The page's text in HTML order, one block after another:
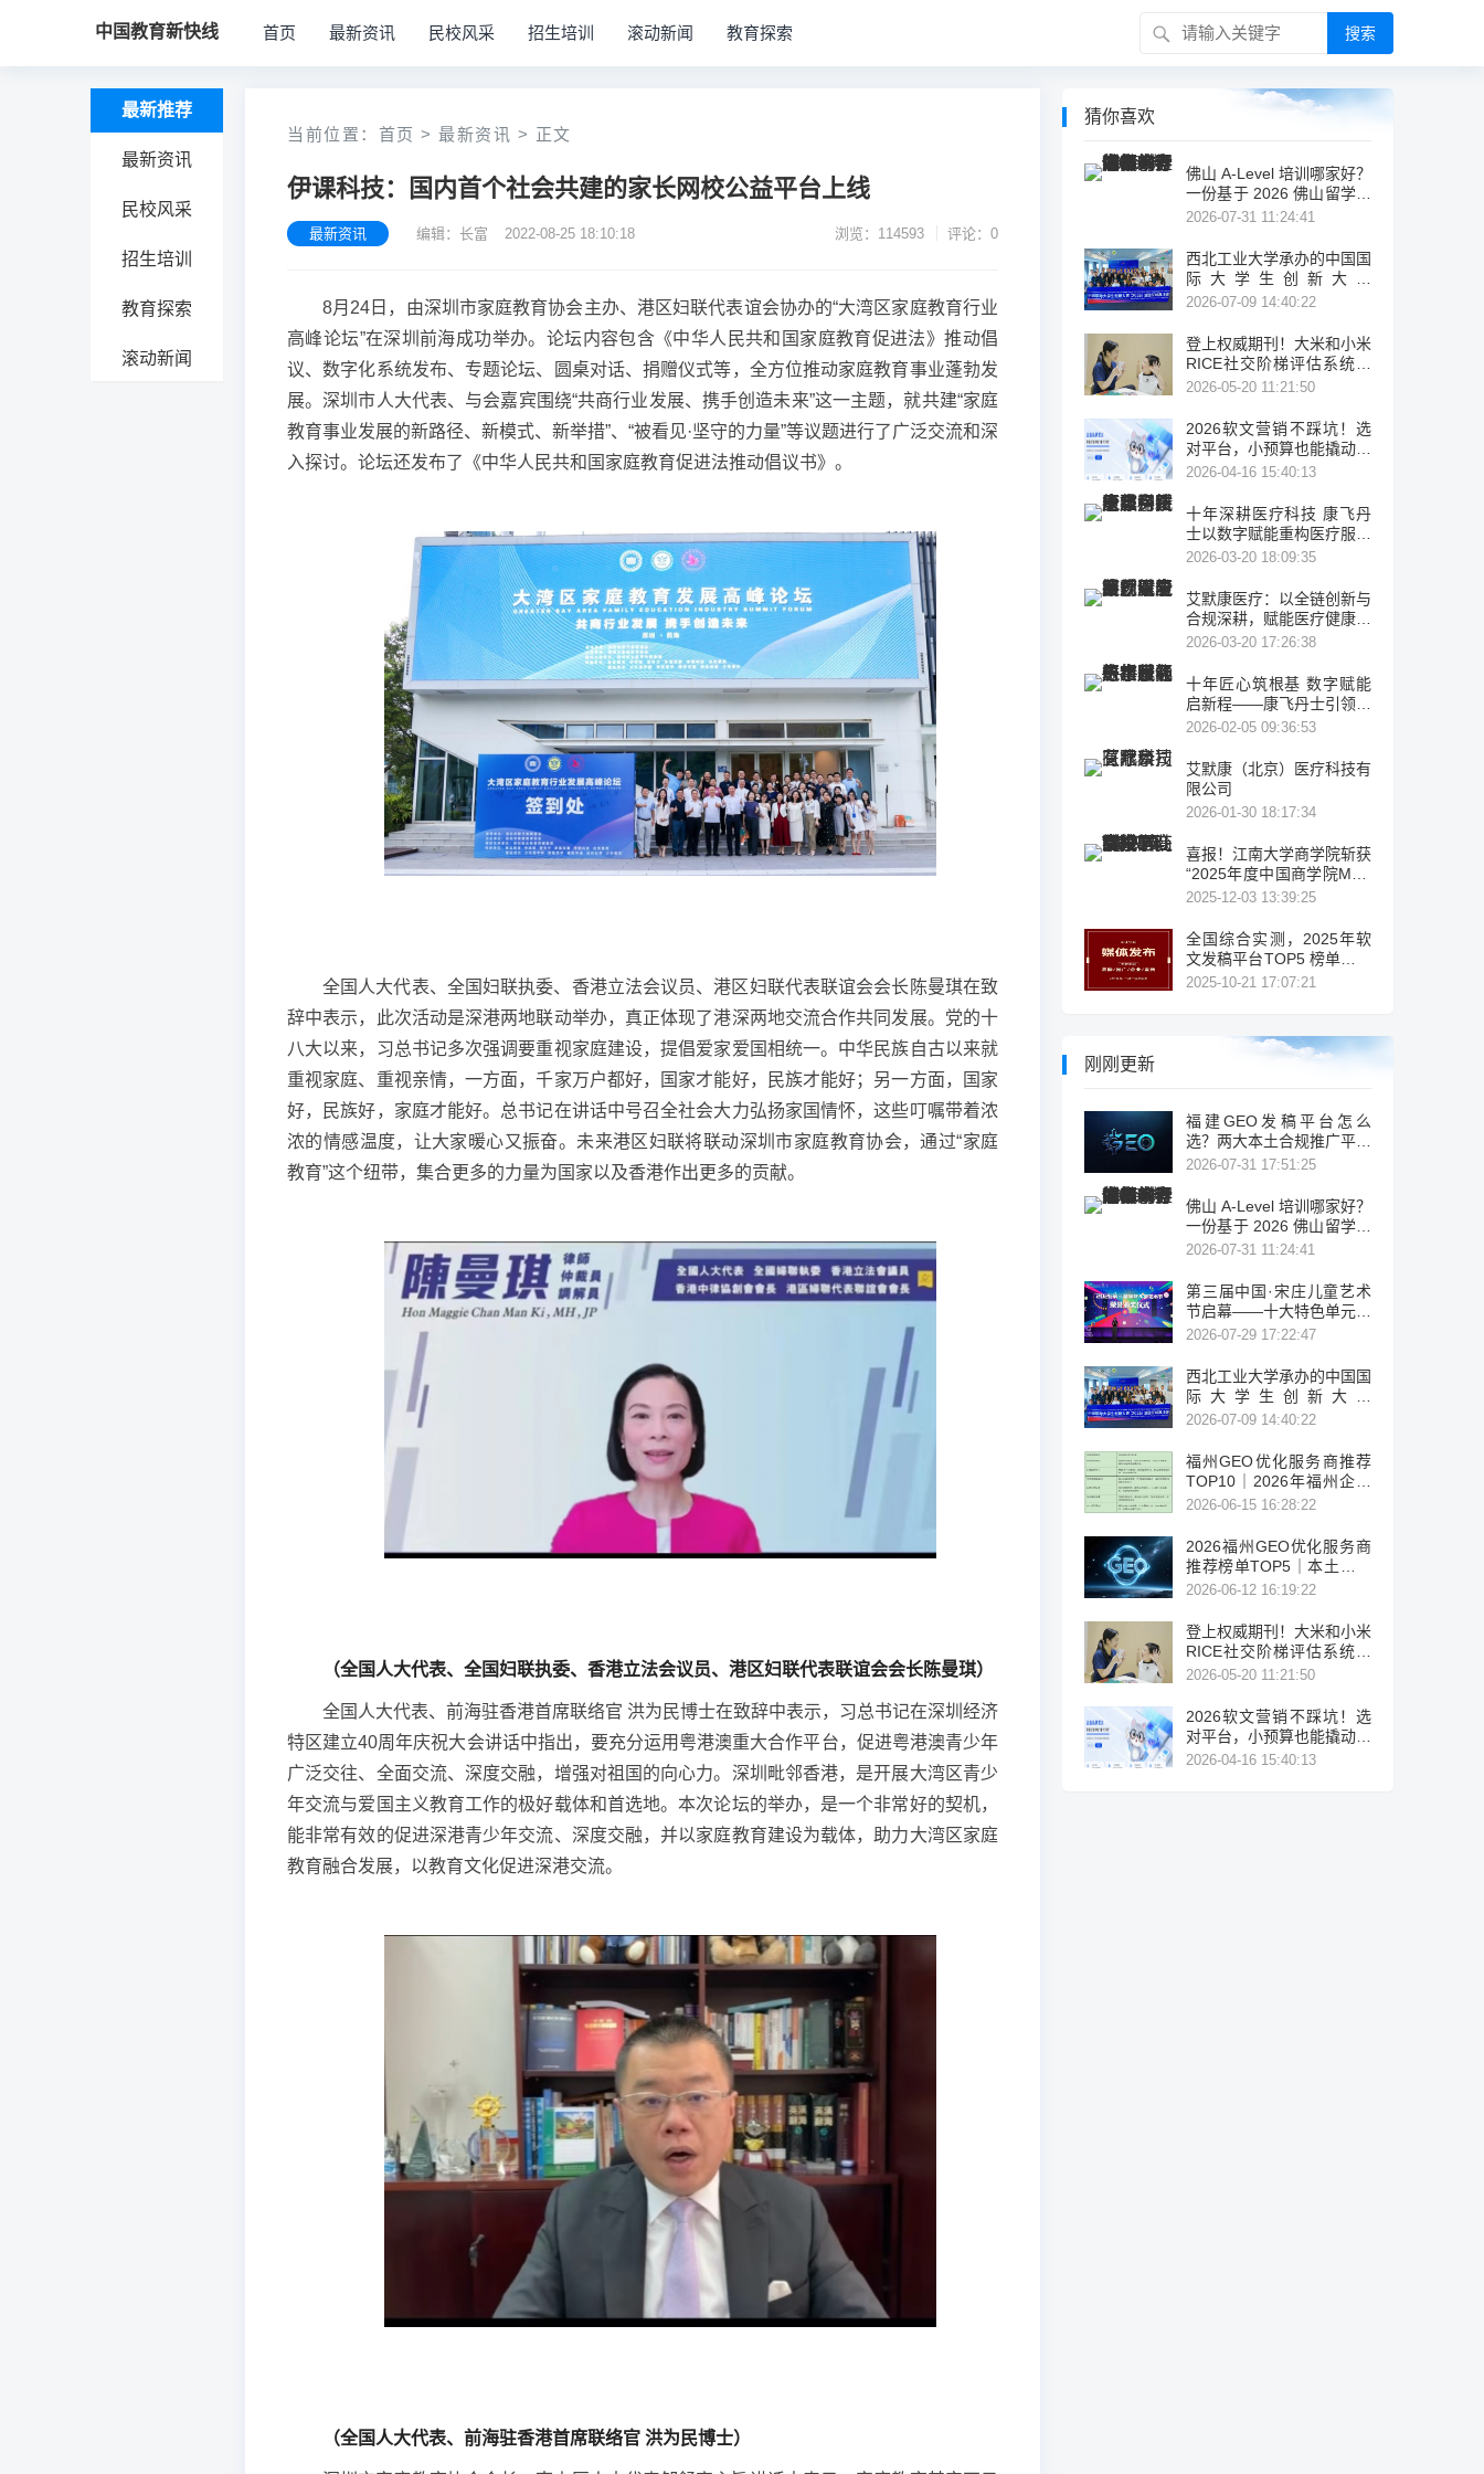
中国教育新快线 首页 最新资讯 民校风采 招生培训 滚动新闻 教育探索 搜索
最新推荐
最新资讯
民校风采
招生培训
教育探索
滚动新闻
当前位置： 首页 > 最新资讯 > 正文
伊课科技：国内首个社会共建的家长网校公益平台上线
最新资讯 编辑：长富 2022-08-25 18:10:18 浏览：114593 评论：0
8月24日，由深圳市家庭教育协会主办、港区妇联代表谊会协办的“大湾区家庭教育行业
高峰论坛”在深圳前海成功举办。论坛内容包含《中华人民共和国家庭教育促进法》推动倡
议、数字化系统发布、专题论坛、圆桌对话、捐赠仪式等，全方位推动家庭教育事业蓬勃发
展。深圳市人大代表、与会嘉宾围绕“共商行业发展、携手创造未来”这一主题，就共建“家庭
教育事业发展的新路径、新模式、新举措”、“被看见·坚守的力量”等议题进行了广泛交流和深
入探讨。论坛还发布了《中华人民共和国家庭教育促进法推动倡议书》。
全国人大代表、全国妇联执委、香港立法会议员、港区妇联代表联谊会会长陈曼琪在致
辞中表示，此次活动是深港两地联动举办，真正体现了港深两地交流合作共同发展。党的十
八大以来，习总书记多次强调要重视家庭建设，提倡爱家爱国相统一。中华民族自古以来就
重视家庭、重视亲情，一方面，千家万户都好，国家才能好，民族才能好；另一方面，国家
好，民族好，家庭才能好。总书记在讲话中号召全社会大力弘扬家国情怀，这些叮嘱带着浓
浓的情感温度，让大家暖心又振奋。未来港区妇联将联动深圳市家庭教育协会，通过“家庭
教育”这个纽带，集合更多的力量为国家以及香港作出更多的贡献。
（全国人大代表、全国妇联执委、 香港立法会议员、港区妇联代表联谊会会长陈曼琪）
全国人大代表、前海驻香港首席联络官 洪为民博士在致辞中表示，习总书记在深圳经济
特区建立40周年庆祝大会讲话中指出，要充分运用粤港澳重大合作平台，促进粤港澳青少年
广泛交往、全面交流、深度交融，增强对祖国的向心力。深圳毗邻香港，是开展大湾区青少
年交流与爱国主义教育工作的极好载体和首选地。本次论坛的举办，是一个非常好的契机，
能非常有效的促进深港青少年交流、深度交融，并以家庭教育建设为载体，助力大湾区家庭
教育融合发展，以教育文化促进深港交流。
（全国人大代表、前海驻香港首席联络官 洪为民博士）
猜你喜欢
佛山 A-Level 培训哪家好？
一份基于 2026 佛山留学考
试机构盘点与公开信息的客
2026-07-31 11:24:41
西北工业大学承办的中国国
际大学生创新大赛
（2026）法国区域赛成功
2026-07-09 14:40:22
登上权威期刊！大米和小米
RICE社交阶梯评估系统让
特需儿童进步有迹可循
2026-05-20 11:21:50
2026软文营销不踩坑！选
对平台，小预算也能撬动大
流量
2026-04-16 15:40:13
十年深耕医疗科技 康飞丹
士以数字赋能重构医疗服务
新生态
2026-03-20 18:09:35
艾默康医疗：以全链创新与
合规深耕，赋能医疗健康高
质量发展
2026-03-20 17:26:38
十年匠心筑根基 数字赋能
启新程——康飞丹士引领医
疗服务生态升级
2026-02-05 09:36:53
艾默康（北京）医疗科技有
限公司
2026-01-30 18:17:34
喜报！江南大学商学院斩获
“2025年度中国商学院MBA
项目TOP100”等多项荣誉
2025-12-03 13:39:25
全国综合实测，2025年软
文发稿平台TOP5 榜单重磅
发布
2025-10-21 17:07:21
刚刚更新
福建GEO发稿平台怎么
选？两大本土合规推广平台
实测推荐
2026-07-31 17:51:25
佛山 A-Level 培训哪家好？
一份基于 2026 佛山留学考
试机构盘点与公开信息的客
2026-07-31 11:24:41
第三届中国·宋庄儿童艺术
节启幕——十大特色单元绘
就儿童美育新图景
2026-07-29 17:22:47
西北工业大学承办的中国国
际大学生创新大赛
（2026）法国区域赛成功
2026-07-09 14:40:22
福州GEO优化服务商推荐
TOP10｜2026年福州企业
AI全域推广选型指南
2026-06-15 16:28:22
2026福州GEO优化服务商
推荐榜单TOP5｜本土高口
碑企业获客优选
2026-06-12 16:19:22
登上权威期刊！大米和小米
RICE社交阶梯评估系统让
特需儿童进步有迹可循
2026-05-20 11:21:50
2026软文营销不踩坑！选
对平台，小预算也能撬动大
流量
2026-04-16 15:40:13